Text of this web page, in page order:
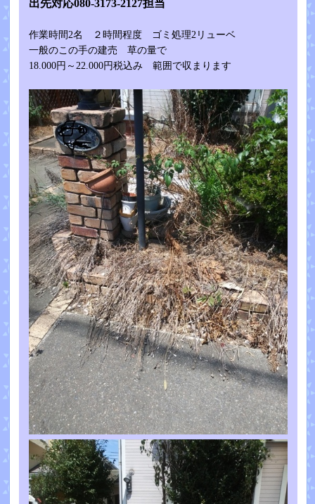
出先対応080-3173-2127担当
作業時間2名 ２時間程度 ゴミ処理2リューベ
一般のこの手の建売 草の量で
18.000円～22.000円税込み 範囲で収まります